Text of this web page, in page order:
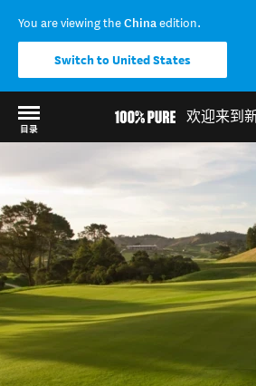
You are viewing theChinaedition.
Switch to United States
欢迎来到
目录